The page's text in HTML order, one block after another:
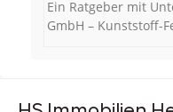
Ein Ratgeber mit
GmbH – Kunststoff-